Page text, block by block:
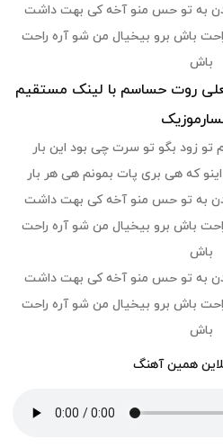
به تو حس منو آخه کی بهت داشت
باش برو بیخیال من شو آره راحت
باش
روت حساسم با لینک مستقیم
زود بگو تو سرت چی بود این بار
که هی بری پات بمونم هی هر بار
به تو حس منو آخه کی بهت داشت
باش برو بیخیال من شو آره راحت
باش
به تو حس منو آخه کی بهت داشت
باش برو بیخیال من شو آره راحت
باش
همین آهنگ